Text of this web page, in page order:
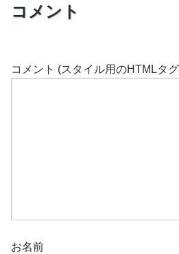
コメント
コメント (スタイル用のHTMLタ
お名前